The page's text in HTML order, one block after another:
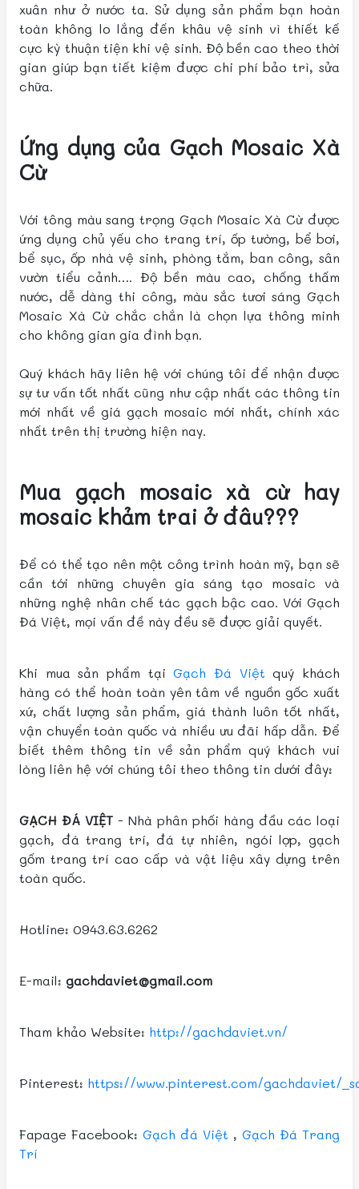
xuân như ở nước ta. Sử dụng sản phẩm bạn hoàn
toàn không lo lắng đến khâu vệ sinh vì thiết kế
cực kỳ thuận tiện khi vệ sinh. Độ bền cao theo thời
gian giúp bạn tiết kiệm được chi phí bảo trì, sửa
chữa.
Ứng dụng của Gạch Mosaic Xà
Cừ
Với tông màu sang trọng Gạch Mosaic Xà Cừ được
ứng dụng chủ yếu cho trang trí, ốp tường, bể bơi,
bể sục, ốp nhà vệ sinh, phòng tắm, ban công, sân
vườn tiểu cảnh…. Độ bền màu cao, chống thấm
nước, dễ dàng thi công, màu sắc tươi sáng Gạch
Mosaic Xà Cừ chắc chắn là chọn lựa thông minh
cho không gian gia đình bạn.
Quý khách hãy liên hệ với chúng tôi để nhận được
sự tư vấn tốt nhất cũng như cập nhất các thông tin
mới nhất về giá gạch mosaic mới nhất, chính xác
nhất trên thị trường hiện nay.
Mua gạch mosaic xà cừ hay
mosaic khảm trai ở đâu???
Để có thể tạo nên một công trình hoàn mỹ, bạn sẽ
cần tới những chuyên gia sáng tạo mosaic và
những nghệ nhân chế tác gạch bậc cao. Với Gạch
Đá Việt, mọi vấn đề này đều sẽ được giải quyết.
Khi mua sản phẩm tạiGạch Đá Việt quý khách
hàng có thể hoàn toàn yên tâm về nguồn gốc xuất
xứ, chất lượng sản phẩm, giá thành luôn tốt nhất,
vận chuyển toàn quốc và nhiều ưu đãi hấp dẫn. Để
biết thêm thông tin về sản phẩm quý khách vui
lòng liên hệ với chúng tôi theo thông tin dưới đây:
GẠCH ĐÁ VIỆT - Nhà phân phối hàng đầu các loại
gạch, đá trang trí, đá tự nhiên, ngói lợp, gạch
gốm trang trí cao cấp và vật liệu xây dựng trên
toàn quốc.
Hotline: 0943.63.6262
E-mail: gachdaviet@gmail.com
Tham khảo Website: http://gachdaviet.vn/
Pinterest: https://www.pinterest.com/gachdaviet/
Fapage Facebook: Gạch đá Việt , Gạch Đá Trang
Trí